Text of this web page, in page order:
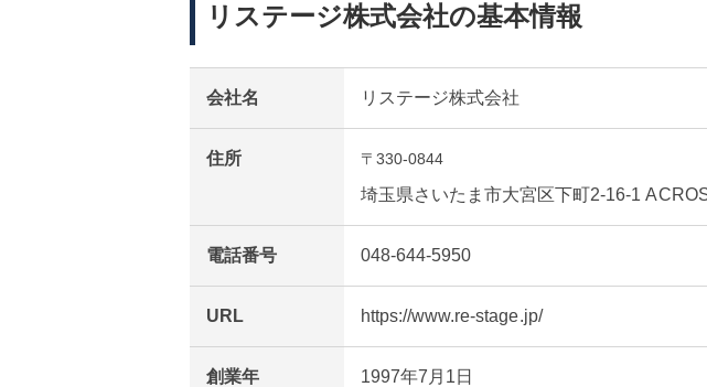
リステージ株式会社の基本情報
会社名 リステージ株式会社
住所 〒330-0844
埼玉県さいたま市大宮区下町2-16-1
電話番号 048-644-5950
URL https://www.re-stage.jp/
創業年 1997年7月1日